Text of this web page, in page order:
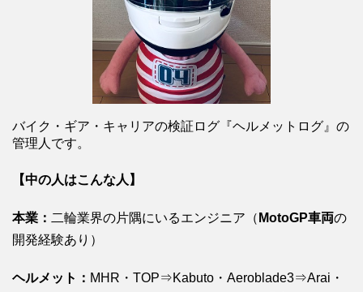
バイク・ギア・キャリアの検証ログ『ヘルメットログ』の
管理人です。
【中の人はこんな人】
本業： 二輪業界の片隅にいるエンジニア（ MotoGP車両の
開発経験あり）
ヘルメット： MHR・TOP⇒Kabuto・Aeroblade3⇒Arai・